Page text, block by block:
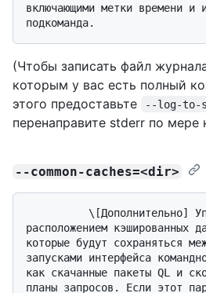
включающими метки времени и
(Чтобы записать файл
которым у вас есть полный
этого предоставьте
--log-to-
перенаправите stderr по мере
--common-caches=<dir>
расположением кэшированных
которые будут сохраняться
запусками интерфейса
как скачанные пакеты QL и
планы запросов. Если этот